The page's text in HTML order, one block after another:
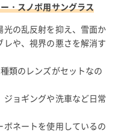
・スノボ用サングラス
の乱反射を抑え、雪面か
や、視界の悪さを解消す
類のレンズがセットなの
ョギングや洗車など日常
ネートを使用しているの